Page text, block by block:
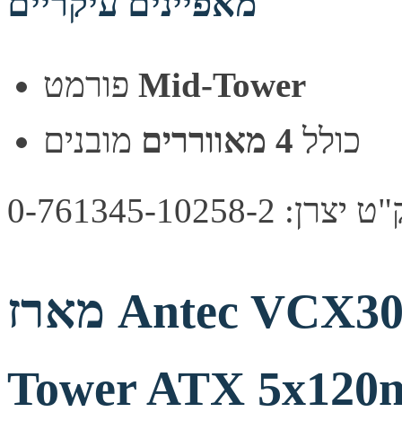
Mid-Tower
כולל 4 מאווררים
מובנים
0-761345-10258-2
מארז Antec VCX300 ARGB Black Mid-
Tower ATX